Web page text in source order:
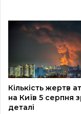
Кількість жертв
на Київ 5 серпня
деталі